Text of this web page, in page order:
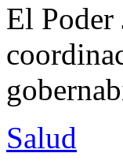
El Poder
Salud